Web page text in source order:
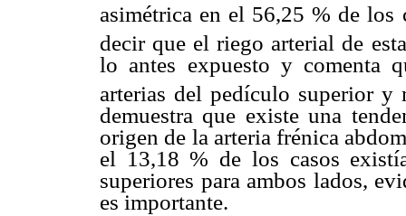
asimétrica en el 56,25 % de
decir que el riego arterial de
lo antes expuesto y comenta
arterias del pedículo superior
demuestra que existe una
origen de la arteria frénica
el 13,18 % de los casos
superiores para ambos lados,
es importante.